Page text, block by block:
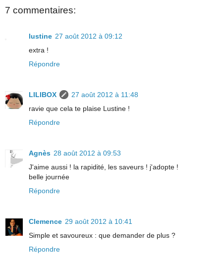
7 commentaires:
lustine 27 août 2012 à 09:12
extra !
Répondre
LILIBOX
27 août 2012 à 11:48
ravie que cela te plaise Lustine !
Répondre
Agnès 28 août 2012 à 09:53
J'aime aussi ! la rapidité, les saveurs ! j'adopte !
belle journée
Répondre
Clemence 29 août 2012 à 10:41
Simple et savoureux : que demander de plus ?
Répondre